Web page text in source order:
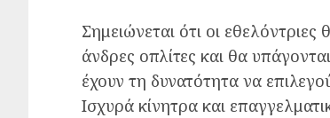
Σημειώνεται ότι οι
άνδρες οπλίτες και θα
έχουν τη δυνατότητα να
Ισχυρά κίνητρα και